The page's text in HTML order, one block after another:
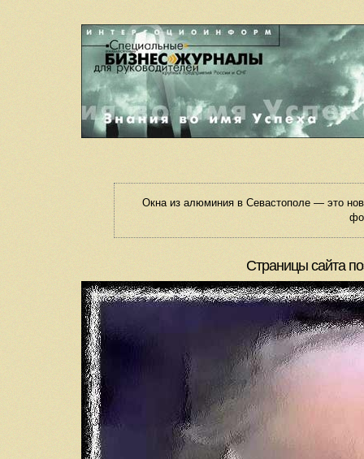
Окна из алюминия в Севастополе — это
Страницы сайта